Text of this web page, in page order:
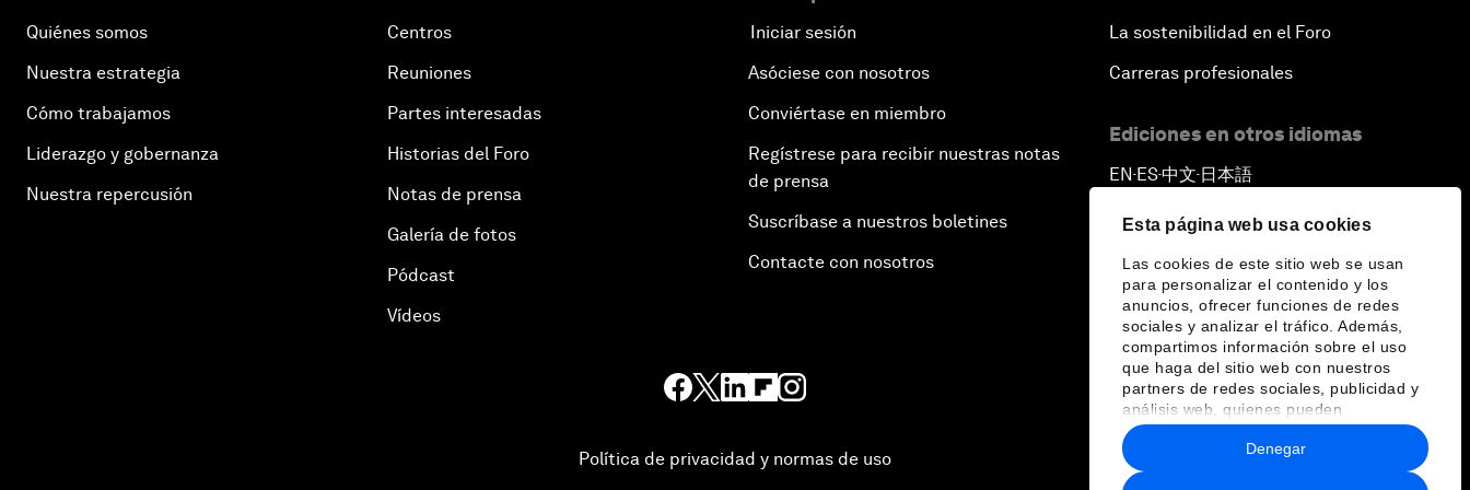
Esta página web usa cookies
Las cookies de este sitio web se usan
para personalizar el contenido y los
anuncios, ofrecer funciones de redes
sociales y analizar el tráfico. Además,
compartimos información sobre el uso
que haga del sitio web con nuestros
partners de redes sociales, publicidad y
análisis web, quienes pueden
combinarla con otra información que les
haya proporcionado o que hayan
recopilado a partir del uso que haya
Denegar
Quiénes somos
Nuestra estrategia
Cómo trabajamos
Liderazgo y gobernanza
Nuestra repercusión
Centros
Reuniones
Partes interesadas
Historias del Foro
Notas de prensa
Galería de fotos
Pódcast
Vídeos
Iniciar sesión
Asóciese con nosotros
Conviértase en miembro
Regístrese para recibir nuestras notas
de prensa
Suscríbase a nuestros boletines
Contacte con nosotros
La sostenibilidad en el Foro
Carreras profesionales
Ediciones en otros idiomas
EN ▪ ES▪中文▪ 日本語
Política de privacidad y normas de uso